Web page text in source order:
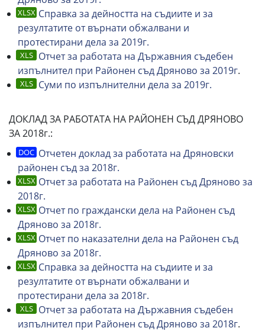
Справка за дейността на съдиите и за
резултатите от върнати обжалвани и
протестирани дела за 2019г.
Отчет за работата на Държавния съдебен
изпълнител при Районен съд Дряново за 2019г.
Суми по изпълнителни дела за 2019г.
ДОКЛАД ЗА РАБОТАТА НА РАЙОНЕН СЪД ДРЯНОВО
ЗА 2018г.:
Отчетен доклад за работата на Дряновски
районен съд за 2018г.
Отчет за работата на Районен съд Дряново за
2018г.
Отчет по граждански дела на Районен съд
Дряново за 2018г.
Отчет по наказателни дела на Районен съд
Дряново за 2018г.
Справка за дейността на съдиите и за
резултатите от върнати обжалвани и
протестирани дела за 2018г.
Отчет за работата на Държавния съдебен
изпълнител при Районен съд Дряново за 2018г.